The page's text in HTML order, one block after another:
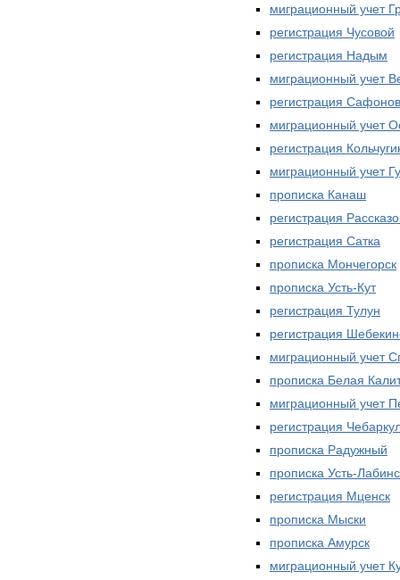
миграционный учет
регистрация Чусовой
регистрация Надым
миграционный учет
регистрация
миграционный учет
регистрация
миграционный учет
прописка Канаш
регистрация
регистрация Сатка
прописка Мончегорск
прописка Усть-Кут
регистрация Тулун
регистрация
миграционный учет
прописка Белая
миграционный учет
регистрация
прописка Радужный
прописка Усть-
регистрация Мценск
прописка Мыски
прописка Амурск
миграционный учет